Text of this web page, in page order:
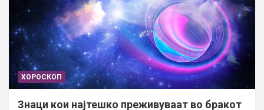
ХОРОСКОП
Знаци кои најтешко преживуваат во бракот